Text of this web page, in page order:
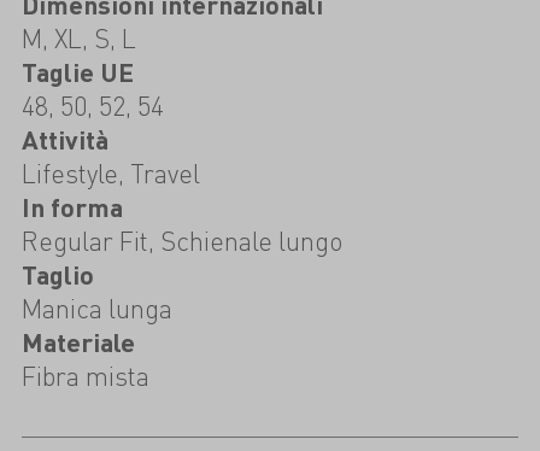
M, XL, S, L
Taglie UE
48, 50, 52, 54
Attività
Lifestyle, Travel
In forma
Regular Fit, Schienale lungo
Taglio
Manica lunga
Materiale
Fibra mista